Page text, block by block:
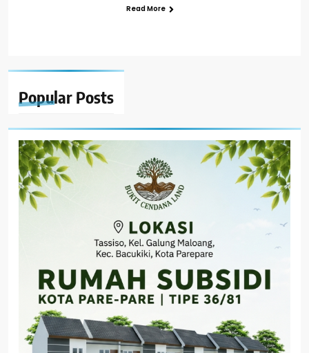
Popular Posts
Read More